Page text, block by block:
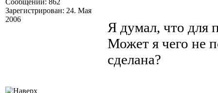
Сообщений: 862
Зарегистрирован: 24. Мая
2006
Я думал, что для
Может я чего не
сделана?